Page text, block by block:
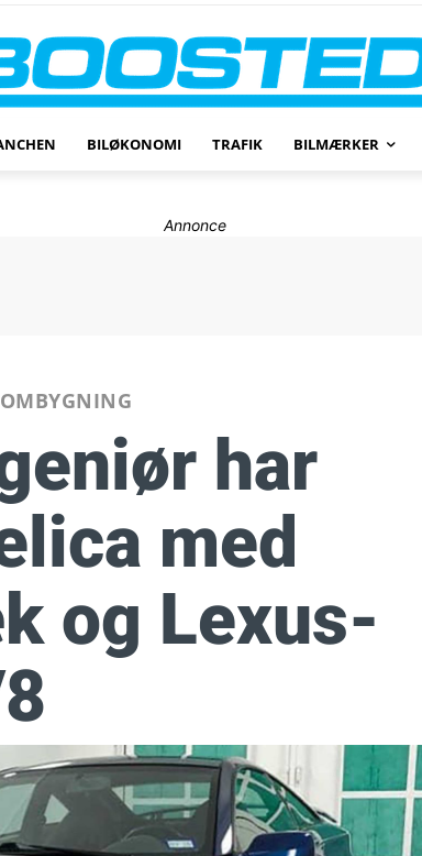
BILØKONOMI TRAFIK BILMÆRKER
Annonce
har
med
og Lexus-